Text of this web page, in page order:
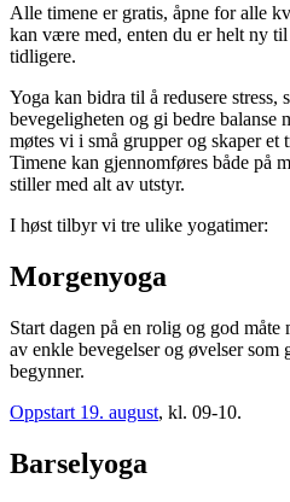
Alle timene er gratis, åpne for alle
kan være med, enten du er helt ny
tidligere.
Yoga kan bidra til å redusere stress,
bevegeligheten og gi bedre balanse
møtes vi i små grupper og skaper
Timene kan gjennomføres både på
stiller med alt av utstyr.
I høst tilbyr vi tre ulike yogatimer:
Morgenyoga
Start dagen på en rolig og god måte
av enkle bevegelser og øvelser som
begynner.
Oppstart 19. august, kl. 09-10.
Barselyoga